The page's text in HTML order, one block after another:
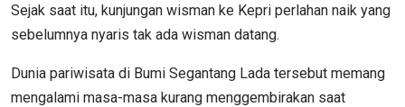
Sejak saat itu, kunjungan wisman ke Kepri perlahan naik yang
sebelumnya nyaris tak ada wisman datang.
Dunia pariwisata di Bumi Segantang Lada tersebut memang
mengalami masa-masa kurang menggembirakan saat